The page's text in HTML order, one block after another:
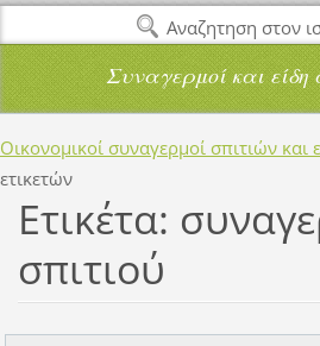
Συναγερμοί και
Οικονομικοί συναγερμοί σπιτιών και
ετικετών
Ετικέτα:
σπιτιού
Αναζητηση στον